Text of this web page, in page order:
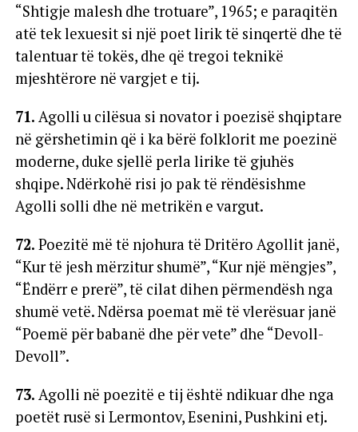
“Shtigje malesh dhe trotuare”, 1965; e paraqitën
atë tek lexuesit si një poet lirik të sinqertë dhe të
talentuar të tokës, dhe që tregoi teknikë
mjeshtërore në vargjet e tij.
71. Agolli u cilësua si novator i poezisë shqiptare
në gërshetimin që i ka bërë folklorit me poezinë
moderne, duke sjellë perla lirike të gjuhës
shqipe. Ndërkohë risi jo pak të rëndësishme
Agolli solli dhe në metrikën e vargut.
72. Poezitë më të njohura të Dritëro Agollit janë,
“Kur të jesh mërzitur shumë”, “Kur një mëngjes”,
“Ëndërr e prerë”, të cilat dihen përmendësh nga
shumë vetë. Ndërsa poemat më të vlerësuar janë
“Poemë për babanë dhe për vete” dhe “Devoll-
Devoll”.
73. Agolli në poezitë e tij është ndikuar dhe nga
poetët rusë si Lermontov, Esenini, Pushkini etj.